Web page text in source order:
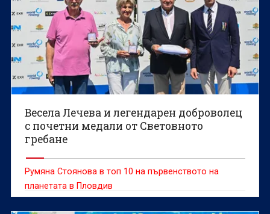
Весела Лечева и легендарен доброволец
с почетни медали от Световното
гребане
Румяна Стоянова в топ 10 на първенството на
планетата в Пловдив